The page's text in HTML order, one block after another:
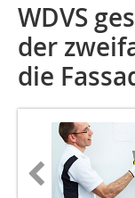
WDVS
der
die